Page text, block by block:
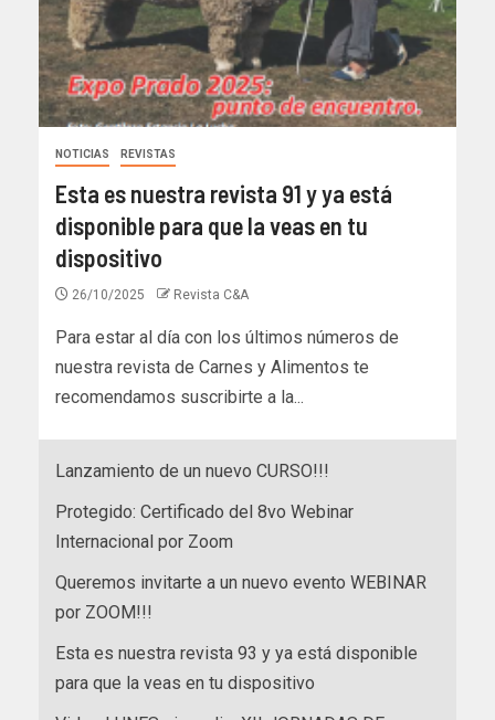
NOTICIAS REVISTAS
Esta es nuestra revista 91 y ya está
disponible para que la veas en tu
dispositivo
26/10/2025 Revista C&A
Para estar al día con los últimos números de
nuestra revista de Carnes y Alimentos te
recomendamos suscribirte a la...
Lanzamiento de un nuevo CURSO!!!
Protegido: Certificado del 8vo Webinar
Internacional por Zoom
Queremos invitarte a un nuevo evento WEBINAR
por ZOOM!!!
Esta es nuestra revista 93 y ya está disponible
para que la veas en tu dispositivo